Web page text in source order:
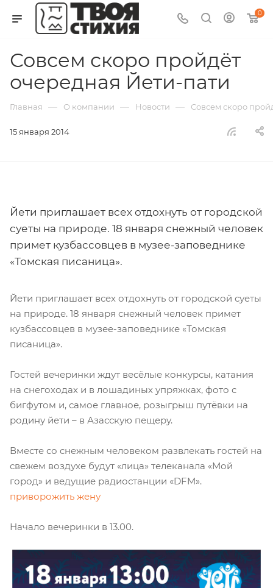
0
Совсем скоро пройдёт
очередная Йети-пати
Главная — О компании — Новости — Совсем скоро
15 января 2014
Йети приглашает всех отдохнуть от городской
суеты на природе. 18 января снежный человек
примет кузбассовцев в музее-заповеднике
«Томская писаница».
Йети приглашает всех отдохнуть от городской суеты
на природе. 18 января снежный человек примет
кузбассовцев в музее-заповеднике «Томская
писаница».
Гостей вечеринки ждут весёлые конкурсы, катания
на снегоходах и в лошадиных упряжках, фото с
бигфутом и, самое главное, розыгрыш путёвки на
родину йети – в Азасскую пещеру.
Вместе со снежным человеком развлекать гостей на
свежем воздухе будут «лица» телеканала «Мой
город» и ведущие радиостанции «DFM».
приворожить жену
Начало вечеринки в 13.00.